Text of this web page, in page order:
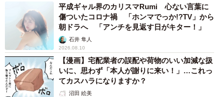
平成ギャル界のカリスマRumi 心ない言葉に
傷ついたコロナ禍 「ホンマでっか!?TV」から
朝ドラへ 「アンチを見返す日がキター！」
石井 隼人
2026.08.10
【漫画】宅配業者の誤配や荷物のいい加減な扱
いに、思わず「本人が謝りに来い！」…これっ
てカスハラになりますか？
沼田 絵美